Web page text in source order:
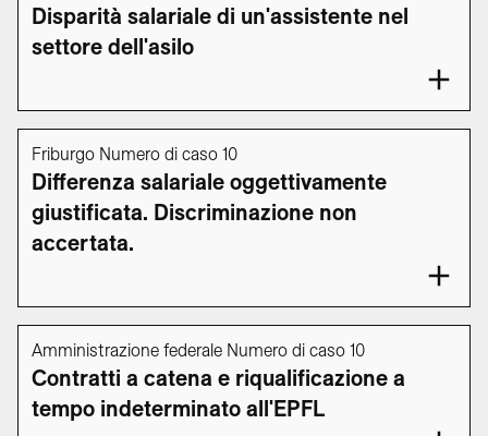
Disparità salariale di un'assistente nel
settore dell'asilo
Friburgo Numero di caso 10
Differenza salariale oggettivamente
giustificata. Discriminazione non
accertata.
Amministrazione federale Numero di caso 10
Contratti a catena e riqualificazione a
tempo indeterminato all'EPFL